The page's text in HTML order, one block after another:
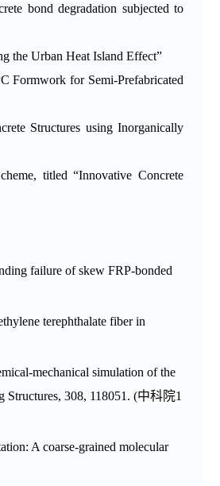
bond degradation subjected to
the Urban Heat Island Effect”
Formwork for Semi-Prefabricated
Structures using Inorganically
titled “Innovative Concrete
failure of skew FRP-bonded
terephthalate fiber in
mechanical simulation of the
Structures, 308, 118051. (中科院1
A coarse-grained molecular